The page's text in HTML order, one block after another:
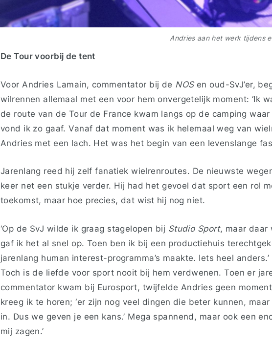
Andries aan het werk tijdens
De Tour voorbij de tent
Voor Andries Lamain, commentator bij de NOS en oud-SvJ’er,
wilrennen allemaal met een voor hem onvergetelijk moment: ‘Ik
de route van de Tour de France kwam langs op de camping
vond ik zo gaaf. Vanaf dat moment was ik helemaal weg van
Andries met een lach. Het was het begin van een levenslange
Jarenlang reed hij zelf fanatiek wielrenroutes. De nieuwste
keer net een stukje verder. Hij had het gevoel dat sport een rol
toekomst, maar hoe precies, dat wist hij nog niet.
‘Op de SvJ wilde ik graag stagelopen bij Studio Sport, maar daar
gaf ik het al snel op. Toen ben ik bij een productiehuis
jarenlang human interest-programma’s maakte. Iets heel anders.’
Toch is de liefde voor sport nooit bij hem verdwenen. Toen er
commentator kwam bij Eurosport, twijfelde Andries geen
kreeg ik te horen; ‘er zijn nog veel dingen die beter kunnen,
in. Dus we geven je een kans.’ Mega spannend, maar ook een
mij zagen.’